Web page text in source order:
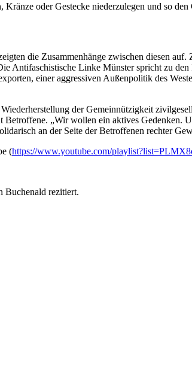
oder Gestecke niederzulegen und so den
die Zusammenhänge zwischen diesen
Antifaschistische Linke Münster spricht zu
einer aggressiven Außenpolitik des
der Gemeinnützigkeit
„Wir wollen ein aktives Gedenken.
an der Seite der Betroffenen rechter
(https://www.youtube.com/
Buchenald rezitiert.